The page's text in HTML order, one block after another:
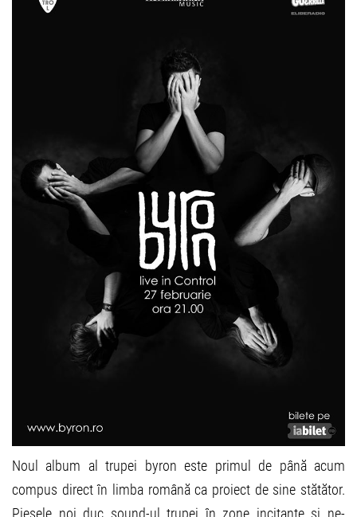
Noul album al trupei byron este primul de până acum
compus direct în limba română ca proiect de sine stătător.
Piesele noi duc sound-ul trupei în zone incitante și ne-